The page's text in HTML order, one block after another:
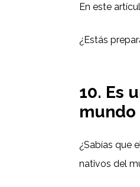
En este
¿Estás
10. Es
mundo
¿Sabías que
nativos del